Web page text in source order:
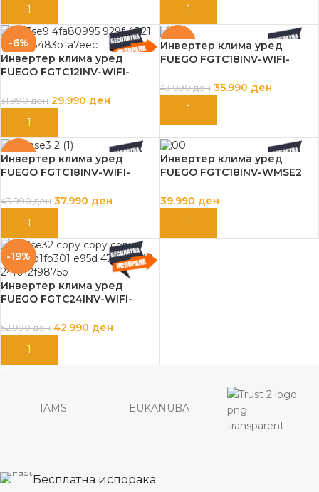
ДОДАЈ ВО КОШНИЦА ДОДАЈ ВО КОШНИЦА
-6%
Инвертер клима уред
FUEGO FGTC12INV-WIFI-
A+++ СО МОНТАЖА
31.990ден 29.990 ден
ДОДАЈ ВО КОШНИЦА
-18%
Инвертер клима уред
FUEGO FGTC18INV-WIFI-
монтажа
43.990ден 35.990 ден
ДОДАЈ ВО КОШНИЦА
-14%
Инвертер клима уред
FUEGO FGTC18INV-WIFI-
Монтажа
43.990ден 37.990 ден
ДОДАЈ ВО КОШНИЦА
Инвертер клима уред
FUEGO FGTC18INV-WMSE2
39.990 ден
ДОДАЈ ВО КОШНИЦА
-19%
Инвертер клима уред
FUEGO FGTC24INV-WIFI-
монтажа
52.990ден 42.990 ден
ДОДАЈ ВО КОШНИЦА
IAMS EUKANUBA
Бесплатна испорака